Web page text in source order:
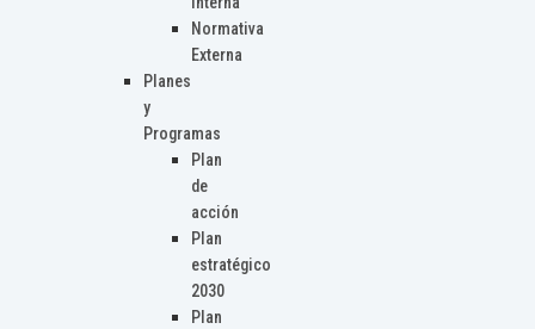
Normativa
Externa
Planes
y
Programas
Plan
de
acción
Plan
estratégico
2030
Plan